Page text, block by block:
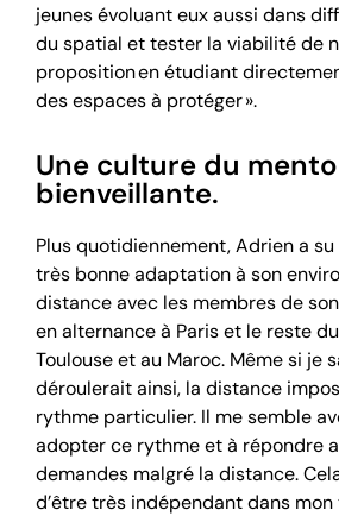
jeunes évoluant eux aussi dans
du spatial et tester la viabilité de
proposition en étudiant
des espaces à protéger ».
Une culture du
bienveillante.
Plus quotidiennement, Adrien a su
très bonne adaptation à son
distance avec les membres de son
en alternance à Paris et le reste
Toulouse et au Maroc. Même si je
déroulerait ainsi, la distance
rythme particulier. Il me semble
adopter ce rythme et à répondre
demandes malgré la distance.
d’être très indépendant dans